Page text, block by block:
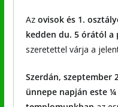
Azovisok és 1.
kedden du. 5 órától a
szeretettel várja a
Szerdán, szeptember
ünnepe napján este